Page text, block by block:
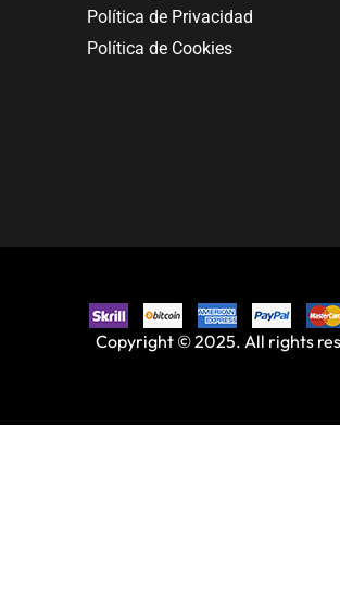
Política de Privacidad
Política de Cookies
Copyright © 2025. All rights